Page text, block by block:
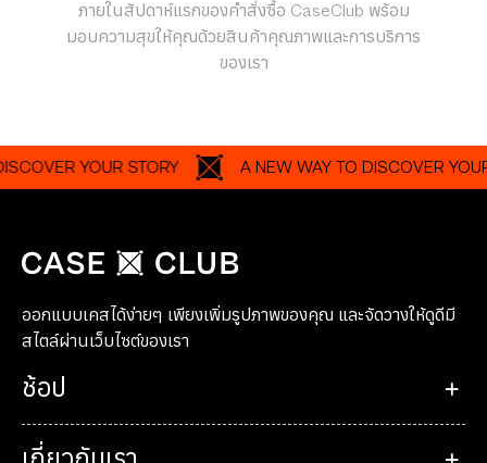
ภายในสัปดาห์แรกของคำสั่งซื้อ CaseClub พร้อม
มอบความสุขให้คุณด้วยสินค้าคุณภาพและการบริการ
ของเรา
YOUR STORY A NEW WAY TO DISCOVER YOUR
ออกแบบเคสได้ง่ายๆ เพียงเพิ่มรูปภาพของคุณ และจัดวางให้ดูดีมี
สไตล์ผ่านเว็บไซต์ของเรา
ช้อป